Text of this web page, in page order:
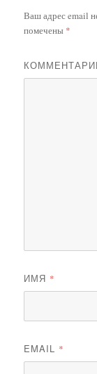
Ваш адрес email
помечены *
ИМЯ *
EMAIL *